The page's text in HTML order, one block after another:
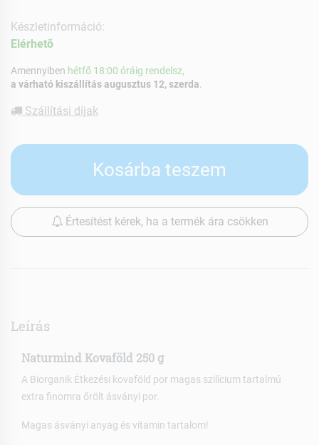
Készletinformáció:
Elérhetõ
Amennyiben hétfő 18:00 óráig rendelsz,
a várható kiszállítás augusztus 12, szerda
Szállítási díjak
Kosárba teszem
Értesítést kérek, ha a termék ára csökken
Leírás
Naturmind Kovaföld 250 g
A Biorganik Étkezési kovaföld por magas szilícium tartalmú
extra finomra őrölt ásványi por.
Magas ásványi anyag és vitamin tartalom!